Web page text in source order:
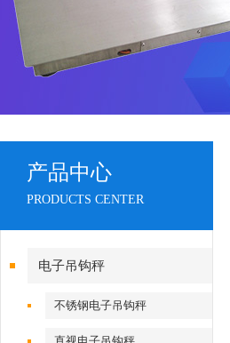
产品中心
PRODUCTS CENTER
电子吊钩秤
不锈钢电子吊钩秤